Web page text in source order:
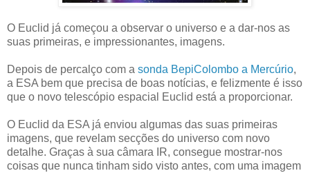
O Euclid já começou a observar o universo e a dar-nos as
suas primeiras, e impressionantes, imagens.
Depois de percalço com a sonda BepiColombo a Mercúrio,
a ESA bem que precisa de boas notícias, e felizmente é isso
que o novo telescópio espacial Euclid está a proporcionar.
O Euclid da ESA já enviou algumas das suas primeiras
imagens, que revelam secções do universo com novo
detalhe. Graças à sua câmara IR, consegue mostrar-nos
coisas que nunca tinham sido visto antes, com uma imagem